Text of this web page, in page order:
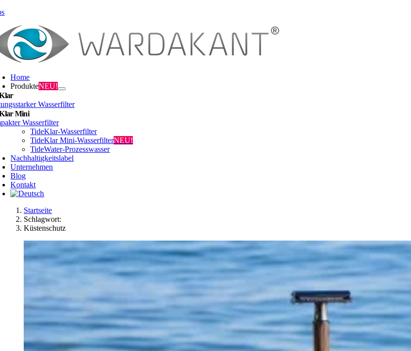
Zum
springen
Home
ProdukteNEU!
Wasserfilter
Mini
Wasserfilter
TideKlar-Wasserfilter
TideKlar Mini-WasserfilterNEU!
TideWater-Prozesswasser
Nachhaltigkeitslabel
Unternehmen
Blog
Kontakt
Startseite
Schlagwort:
Küstenschutz